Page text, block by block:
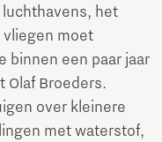
het
moet
binnen een paar jaar
Olaf Broeders.
over kleinere
met waterstof,